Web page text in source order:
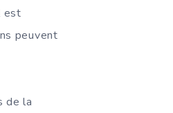
est
peuvent
de la